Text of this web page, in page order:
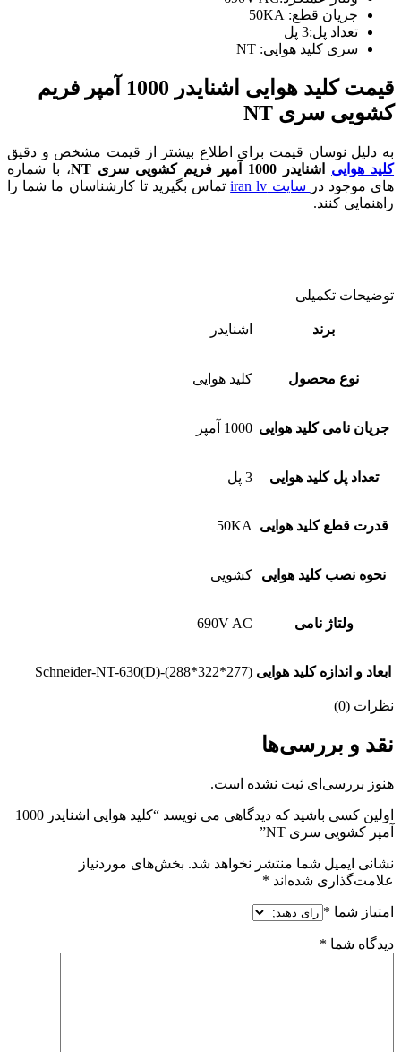
جریان قطع: 50KA
تعداد پل:3 پل
سری کلید هوایی: NT
قیمت کلید هوایی اشنایدر 1000 آمپر
فریم
کشویی سری NT
به دلیل نوسان قیمت برای اطلاع بیشتر از قیمت مشخص و دقیق
کلید هوایی اشنایدر 1000 آمپر فریم کشویی سری NT
، با شماره
های موجود در
سایت iran lv
تماس بگیرید تا کارشناسان ما شما را
راهنمایی کنند.
توضیحات تکمیلی
برند اشنایدر
نوع محصول کلید هوایی
جریان نامی کلید هوایی 1000 آمپر
تعداد پل کلید هوایی 3 پل
قدرت قطع کلید هوایی 50KA
نحوه نصب کلید هوایی کشویی
ولتاژ نامی 690V AC
ابعاد و اندازه کلید هوایی Schneider-NT-630(D)-(288*322*277)
نظرات (0)
نقد و بررسی‌ها
هنوز بررسی‌ای ثبت نشده است.
اولین کسی باشید که دیدگاهی می نویسد “کلید هوایی اشنایدر 1000
آمپر کشویی سری NT”
نشانی ایمیل شما منتشر نخواهد شد. بخش‌های موردنیاز
علامت‌گذاری شده‌اند *
امتیاز شما *
دیدگاه شما *